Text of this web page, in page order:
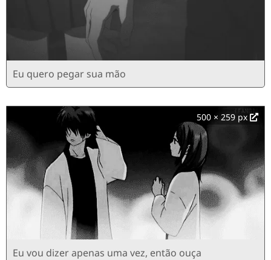
Eu quero pegar sua mão
500 × 259 px
Eu vou dizer apenas uma vez, então ouça